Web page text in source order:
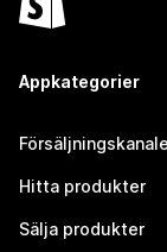
Appkategorier
Hitta produkter
Sälja produkter